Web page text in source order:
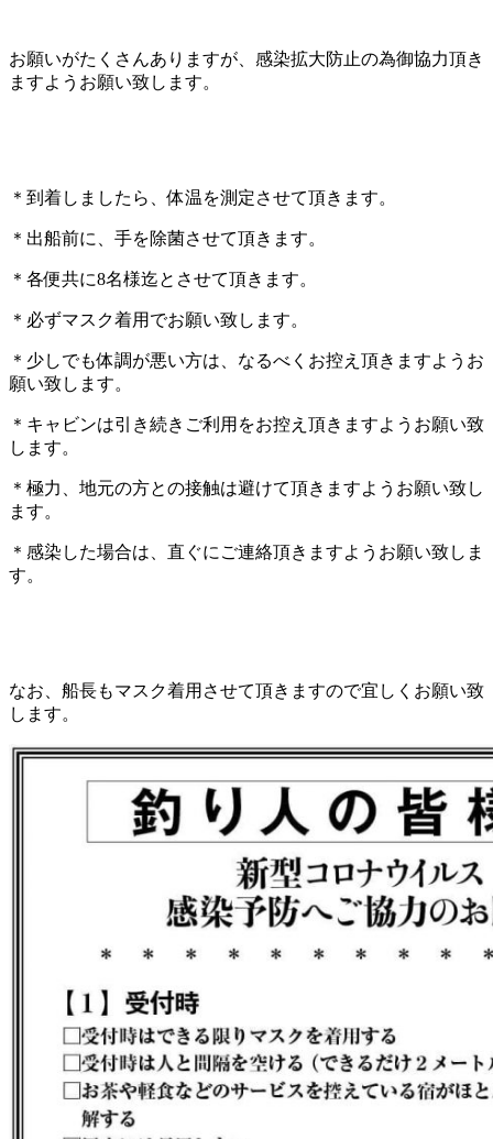
お願いがたくさんありますが、感染拡大防止の為御協力頂き
ますようお願い致します。
＊到着しましたら、体温を測定させて頂きます。
＊出船前に、手を除菌させて頂きます。
＊各便共に8名様迄とさせて頂きます。
＊必ずマスク着用でお願い致します。
＊少しでも体調が悪い方は、なるべくお控え頂きますようお
願い致します。
＊キャビンは引き続きご利用をお控え頂きますようお願い致
します。
＊極力、地元の方との接触は避けて頂きますようお願い致し
ます。
＊感染した場合は、直ぐにご連絡頂きますようお願い致しま
す。
なお、船長もマスク着用させて頂きますので宜しくお願い致
します。